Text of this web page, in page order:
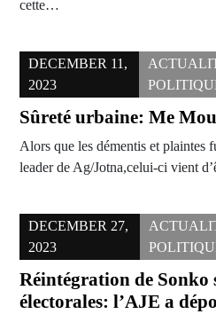
cette…
DECEMBER 11,
2023
Sûreté urbaine: Me
Alors que les démentis et plaintes
leader de Ag/Jotna,celui-ci vient
DECEMBER 27,
2023
Réintégration de Sonko
électorales: l’AJE a